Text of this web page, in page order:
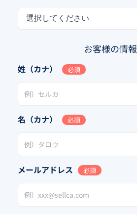
選択してください
お客様の情報
姓（カナ） 必須
名（カナ） 必須
メールアドレス 必須